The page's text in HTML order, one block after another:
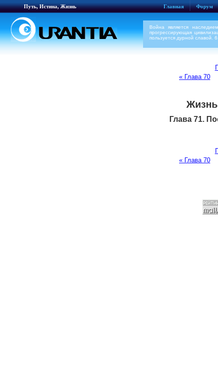
Путь, Истина, Жизнь Главная Форум
Война является
прогрессирующая
пользуется дурной славой.
« Глава 70
Жизнь
Глава 71.
« Глава 70